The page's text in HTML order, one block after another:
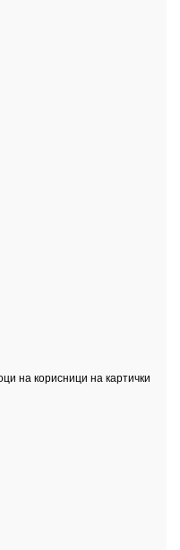
на корисници на картички